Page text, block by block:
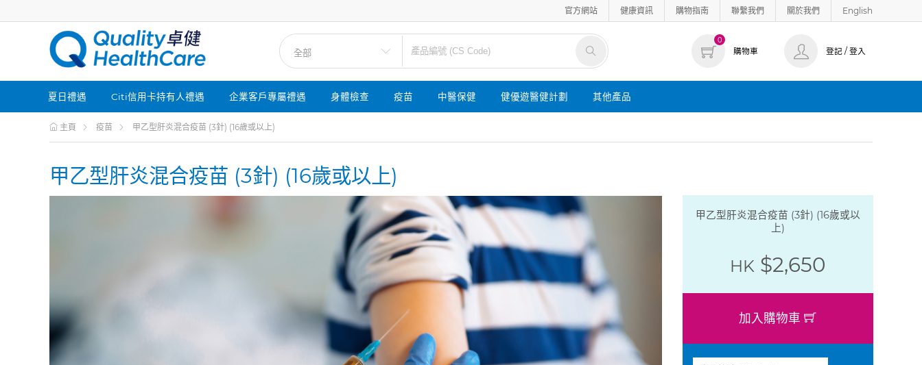
官方網站 健康資訊 購物指南 聯繫我們 關於我們 English
0
購物車 登記 / 登入
夏日禮遇 Citi信用卡持有人禮遇 企業客戶專屬禮遇 身體檢查 疫苗 中醫保健 健優遊醫健計劃 其他產品
主頁 疫苗 甲乙型肝炎混合疫苗 (3針) (16歲或以上)
甲乙型肝炎混合疫苗 (3針) (16歲或以上)
甲乙型肝炎混合疫苗 (3針) (16歲或以
上)
HK $2,650
加入購物車